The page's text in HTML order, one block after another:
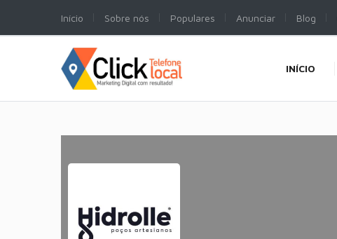
Início Sobre nós Populares Anunciar Blog
INÍCIO